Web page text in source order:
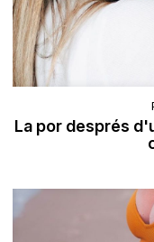
La por després